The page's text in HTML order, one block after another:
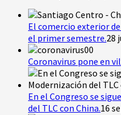
El comercio exterior
el primer semestre.28
Coronavirus pone en
En el Congreso se
del TLC con China.16